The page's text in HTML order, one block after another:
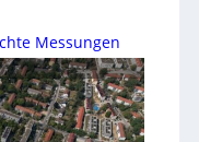
Messungen